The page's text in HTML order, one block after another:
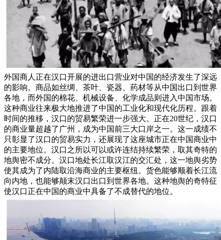
外国商人正在汉口开展的进出口营业对中国的经济发生了深远
的影响。商品如丝绸、茶叶、瓷器、药材等从中国出口到世界
各地，而外国的棉花、机械设备、化学成品则进入中国市场。
这种商业往来极大地推进了中国的工业化和现代化历程。跟着
时间的推移，汉口的贸易繁荣进一步强大。正在20世纪，汉口
的商业量超越了广州，成为中国前三大口岸之一。这一成绩不
只彰显了汉口的贸易实力，还展现了这座城市正在中国商业中
的主要地位。汉口之所以可以或许连结持续繁荣，取其奇特的
地舆密不成分。汉口地处长江取汉江的交汇处，这一地舆劣势
使其成为了内陆取沿海商业的主要枢纽。货色能够顺着长江流
向内地，也能够颠末汉口出口到世界各地。这种地舆的奇特征
使汉口正在中国的商业中具备了不成替代的地位。